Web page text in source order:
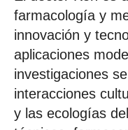
farmacología y
innovación y
aplicaciones
investigaciones
interacciones
y las ecologías